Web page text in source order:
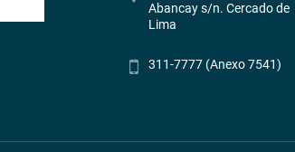
Abancay s/n. Cercado de
Lima
311-7777 (Anexo 7541)